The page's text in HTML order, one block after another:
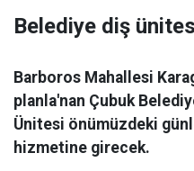
Belediye diş
Barboros Mahallesi
planla'nan Çubuk
Ünitesi önümüzdeki
hizmetine girecek.